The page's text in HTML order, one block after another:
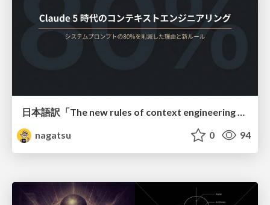
日本語訳「The new rules of context engineering for Claude 5 models」
nagatsu
0 94